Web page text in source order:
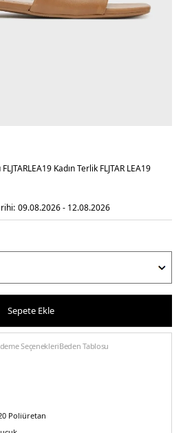
Kadın Terlik FLJTAR LEA19
09.08.2026 - 12.08.2026
Sepete Ekle
SeçenekleriBeden Tablosu
Poliüretan